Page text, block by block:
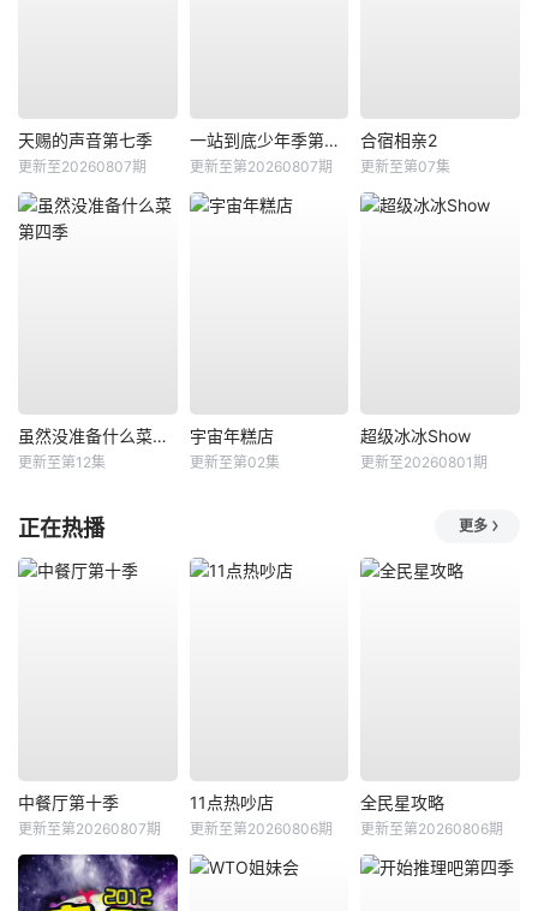
天赐的声音第七季
更新至20260807期
一站到底少年季第二季
更新至第20260807期
合宿相亲2
更新至第07集
虽然没准备什么菜第四季
更新至第12集
宇宙年糕店
更新至第02集
超级冰冰Show
更新至20260801期
正在热播 更多
中餐厅第十季
更新至第20260807期
11点热吵店
更新至第20260806期
全民星攻略
更新至第20260806期